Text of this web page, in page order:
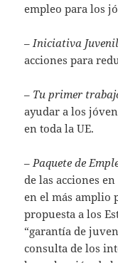
empleo para los
–Iniciativa
acciones para
– Tu primer
ayudar a los
en toda la UE.
–Paquete de
de las acciones
en el más amplio
propuesta a los
“garantía de
consulta de los